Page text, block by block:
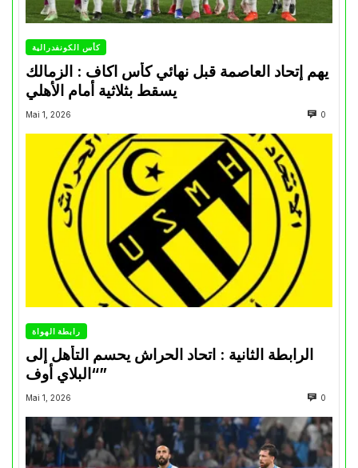
كأس الكونفدرالية
يهم إتحاد العاصمة قبل نهائي كأس اكاف : الزمالك
Mai 1, 2026 0
رابطة الهواة
الرابطة الثانية : اتحاد الحراش يحسم التأهل إلى
“البلاي أوف”
Mai 1, 2026 0